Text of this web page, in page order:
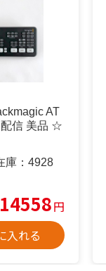
AT
配信 美品 ☆
： 4928
14558円
入れる